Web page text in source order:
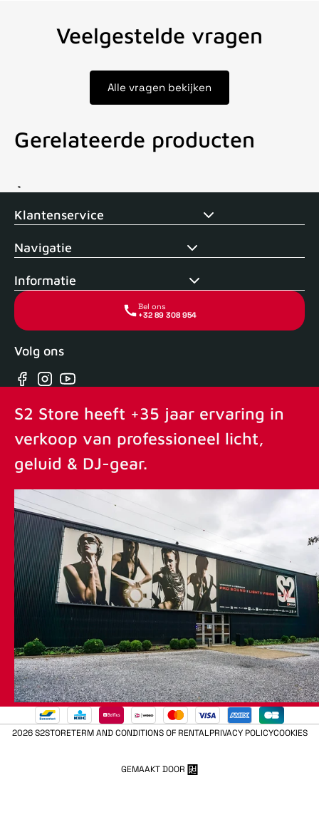
Veelgestelde vragen
Alle vragen bekijken
Gerelateerde producten
Voor 15uur besteld, zelfde dag verstuurd Echte winkel +35
Klantenservice
Navigatie
Informatie
Bel ons
+32 89 308 954
Volg ons
Facebook
Instagram
YouTube
S2 Store heeft +35 jaar ervaring in
verkoop van professioneel licht,
geluid & DJ-gear.
2026 S2STORETERM AND CONDITIONS OF RENTALPRIVACY POLICYCOOKIES
GEMAAKT DOOR